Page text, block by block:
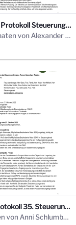
25_07_03 Protokoll Steuerungskreis.pdf
vor 10 Monaten von Alexander Orlowski
230517 Protokoll 35. Steuerungskreis.pdf
vor 2 Jahren von Anni Schlumberger